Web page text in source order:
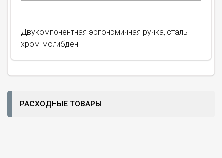
Двукомпонентная эргономичная ручка, сталь
хром-молибден
РАСХОДНЫЕ ТОВАРЫ